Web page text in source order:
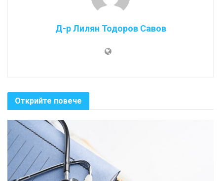
Д-р Лилян Тодоров Савов
Открийте повече